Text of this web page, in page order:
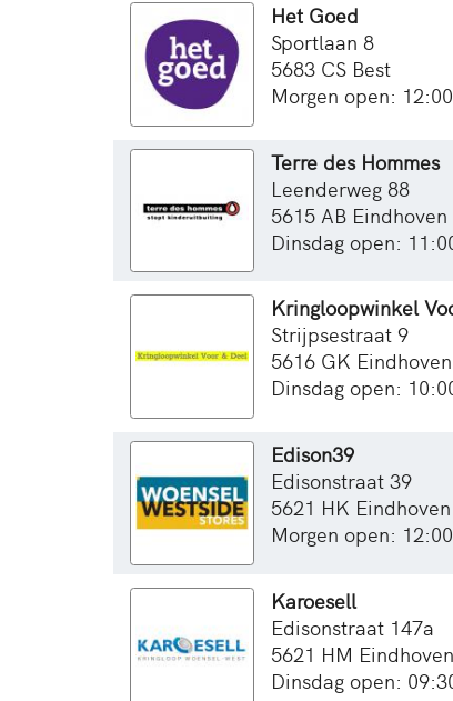
Het Goed
Sportlaan 8
5683 CS Best
Morgen open:
Terre des Hommes
Leenderweg 88
5615 AB Eindhoven
Dinsdag open:
Kringloopwinkel
Strijpsestraat 9
5616 GK Eindhoven
Dinsdag open:
Edison39
Edisonstraat 39
5621 HK Eindhoven
Morgen open:
Karoesell
Edisonstraat 147a
5621 HM Eindhoven
Dinsdag open: